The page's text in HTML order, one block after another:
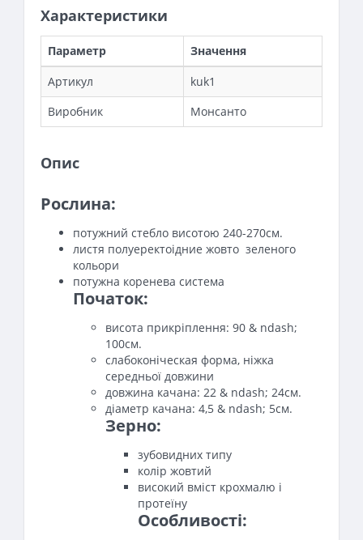
Характеристики
Параметр
Значення
Артикул
kuk1
Виробник
Монсанто
Опис
Рослина:
потужний стебло висотою 240-270см.
листя полуеректоідние жовто зеленого
кольори
потужна коренева система
Початок:
висота прикріплення: 90 & ndash;
100см.
слабоконіческая форма, ніжка
середньої довжини
довжина качана: 22 & ndash; 24см.
діаметр качана: 4,5 & ndash; 5см.
Зерно:
зубовидних типу
колір жовтий
високий вміст крохмалю і
протеїну
Особливості: